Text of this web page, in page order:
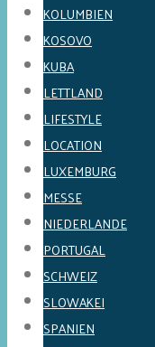
KOLUMBIEN
KOSOVO
KUBA
LETTLAND
LIFESTYLE
LOCATION
LUXEMBURG
MESSE
NIEDERLANDE
PORTUGAL
SCHWEIZ
SLOWAKEI
SPANIEN